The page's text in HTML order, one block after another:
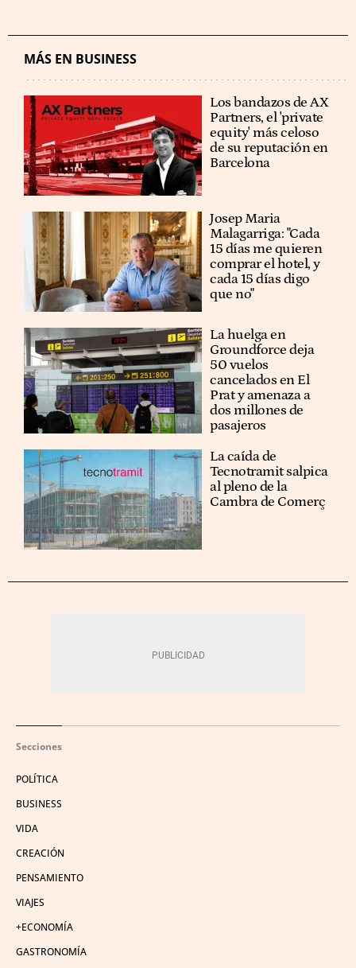
MÁS EN BUSINESS
Los bandazos de AX
Partners, el 'private
equity' más celoso
de su reputación en
Barcelona
​​Josep Maria
Malagarriga: "Cada
15 días me quieren
comprar el hotel, y
cada 15 días digo
que no"
La huelga en
Groundforce deja
50 vuelos
cancelados en El
Prat y amenaza a
dos millones de
pasajeros
La caída de
Tecnotramit salpica
al pleno de la
Cambra de Comerç
Secciones
POLÍTICA
BUSINESS
VIDA
CREACIÓN
PENSAMIENTO
VIAJES
+ECONOMÍA
GASTRONOMÍA